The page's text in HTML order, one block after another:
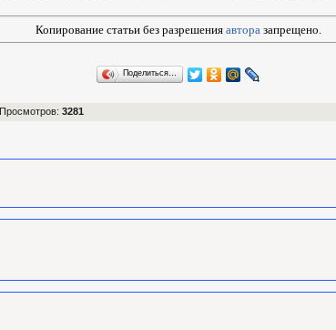
Копирование статьи без разрешения автора запрещено.
Поделиться…
Просмотров: 3281